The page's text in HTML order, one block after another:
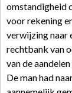
omstandigheid
voor rekening
verwijzing naar
rechtbank van
van de
De man had